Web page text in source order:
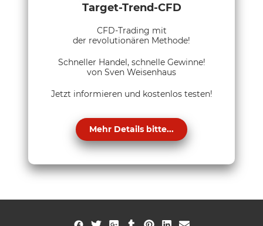
Target-Trend-CFD
CFD-Trading mit
der revolutionären Methode!
Schneller Handel, schnelle Gewinne!
von Sven Weisenhaus
Jetzt informieren und kostenlos testen!
Mehr Details bitte...